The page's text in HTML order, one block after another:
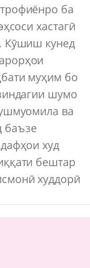
ба
хастагӣ
Кӯшиш кунед
муҳим бо
шумо
ва
баъзе
худ
бештар
худдорӣ